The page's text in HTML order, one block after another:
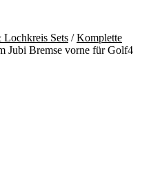
Lochkreis Sets /Komplette
Jubi Bremse vorne für Golf4